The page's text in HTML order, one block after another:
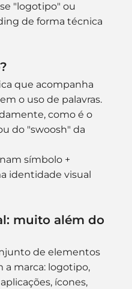
"logotipo" ou
de forma técnica
que acompanha
o uso de palavras.
como é o
do "swoosh" da
símbolo +
identidade visual
muito além do
de elementos
a marca: logotipo,
ícones,